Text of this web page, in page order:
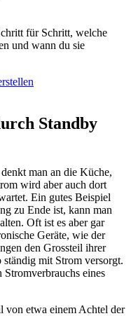
für Schritt, welche
und wann du sie
Standby
man an die Küche,
wird aber auch dort
Ein gutes Beispiel
zu Ende ist, kann man
Oft ist es aber gar
Geräte, wie der
den Grossteil ihrer
mit Strom versorgt.
Stromverbrauchs eines
von etwa einem Achtel der